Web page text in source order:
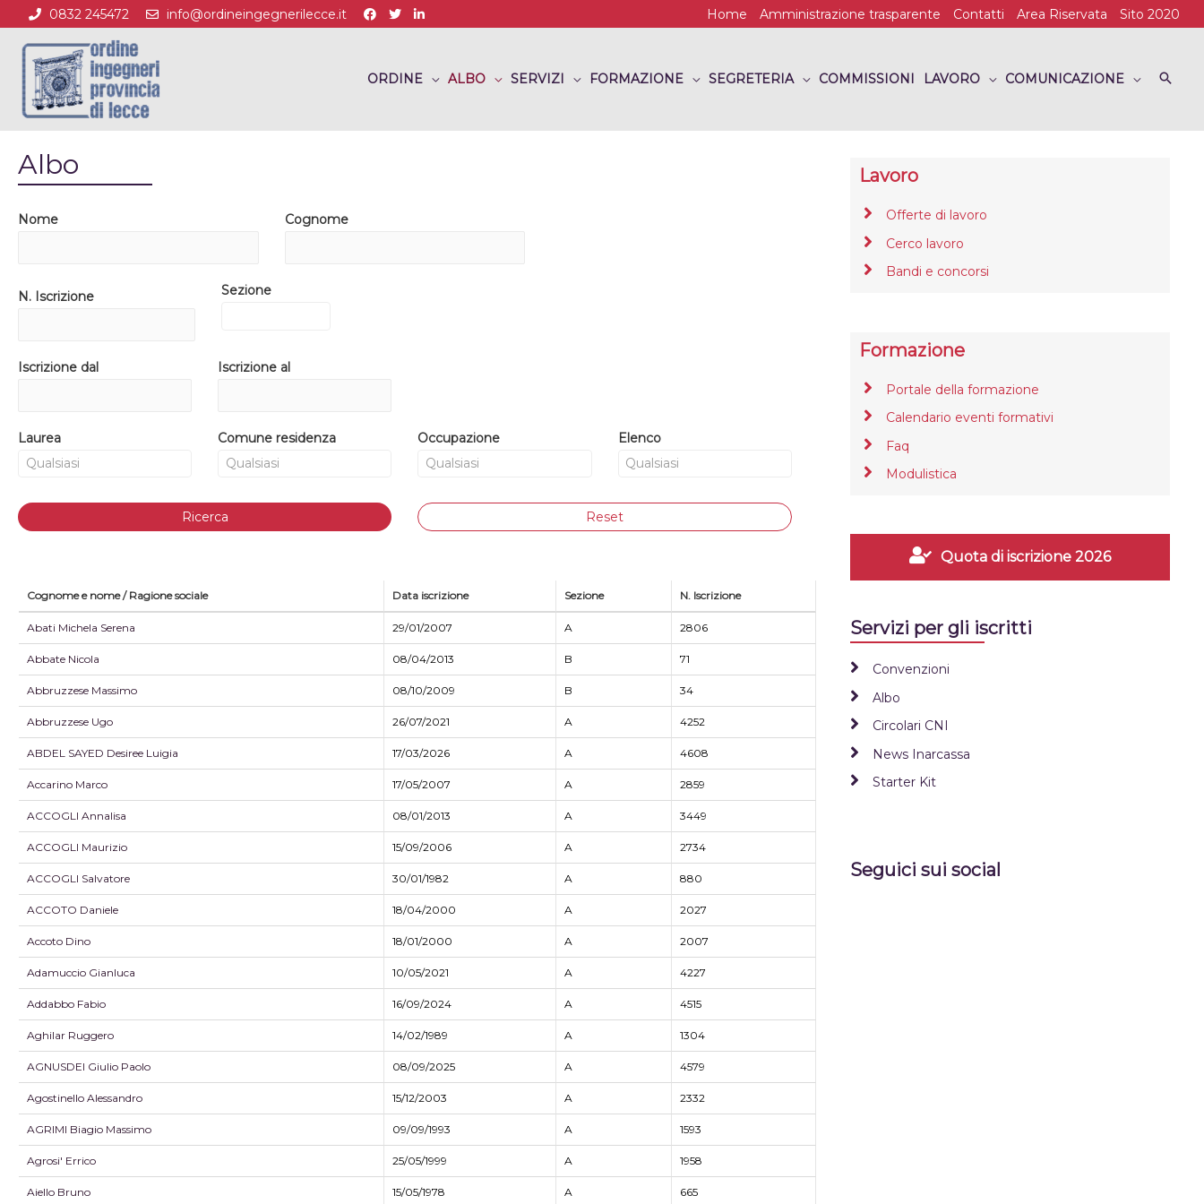
0832 245472 info@ordineingegnerilecce.it Home Amministrazione trasparente Contatti Area Riservata Sito 2020
ORDINE ALBO SERVIZI FORMAZIONE SEGRETERIA COMMISSIONI LAVORO COMUNICAZIONE
Albo
Nome Cognome
N. Iscrizione Sezione
Iscrizione dal Iscrizione al
Laurea Comune residenza Occupazione Elenco
Ricerca Reset
Cognome e nome / Ragione sociale Data iscrizione Sezione N. Iscrizione
Abati Michela Serena 29/01/2007 A 2806
Abbate Nicola 08/04/2013 B 71
Abbruzzese Massimo 08/10/2009 B 34
Abbruzzese Ugo 26/07/2021 A 4252
ABDEL SAYED Desiree Luigia 17/03/2026 A 4608
Accarino Marco 17/05/2007 A 2859
ACCOGLI Annalisa 08/01/2013 A 3449
ACCOGLI Maurizio 15/09/2006 A 2734
ACCOGLI Salvatore 30/01/1982 A 880
ACCOTO Daniele 18/04/2000 A 2027
Accoto Dino 18/01/2000 A 2007
Adamuccio Gianluca 10/05/2021 A 4227
Addabbo Fabio 16/09/2024 A 4515
Aghilar Ruggero 14/02/1989 A 1304
AGNUSDEI Giulio Paolo 08/09/2025 A 4579
Agostinello Alessandro 15/12/2003 A 2332
AGRIMI Biagio Massimo 09/09/1993 A 1593
Agrosi' Errico 25/05/1999 A 1958
Aiello Bruno 15/05/1978 A 665
Lavoro
Offerte di lavoro
Cerco lavoro
Bandi e concorsi
Formazione
Portale della formazione
Calendario eventi formativi
Faq
Modulistica
Quota di iscrizione 2026
Servizi per gli iscritti
Convenzioni
Albo
Circolari CNI
News Inarcassa
Starter Kit
Seguici sui social